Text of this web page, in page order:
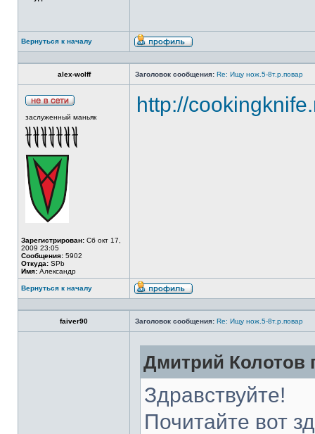
Вернуться к началу
alex-wolff Заголовок сообщения: Re: Ищу нож.5-8т.р.повар
заслуженный маньяк
Зарегистрирован: Сб окт 17,
2009 23:05
Сообщения: 5902
Откуда: SPb
Имя: Александр
http://
Вернуться к началу
faiver90 Заголовок сообщения: Re: Ищу нож.5-8т.р.повар
Дмитрий Колотов
Здравствуйте!
Почитайте вот